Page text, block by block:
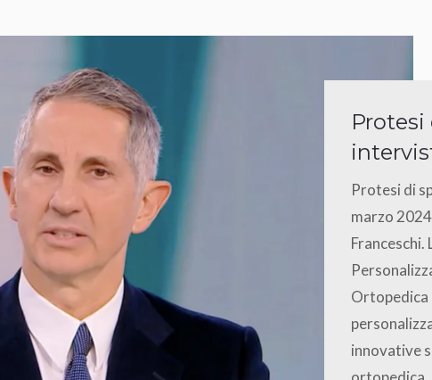
Protesi
Protesi di
marzo
Franceschi.
Ortopedica
innovative